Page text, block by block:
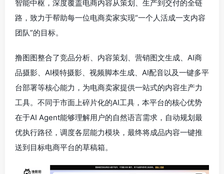
智能中枢，深度覆盖电商内容从策划、生产到交付的全链
路，致力于帮助每一位电商卖家实现“一个人活成一支内容
团队”的目标。
撸图图整合了竞品分析、内容策划、营销图文生成、AI商
品摄影、AI模特摄影、视频脚本生成、AI配音以及一键多平
台部署等核心能力，为电商卖家提供一站式的内容生产力
工具。不同于市面上碎片化的AI工具，本平台的核心优势
在于AI Agent能够理解用户的自然语言需求，自动规划最
优执行路径，调度各层能力模块，最终将成品内容一键推
送到目标电商平台的草稿箱。